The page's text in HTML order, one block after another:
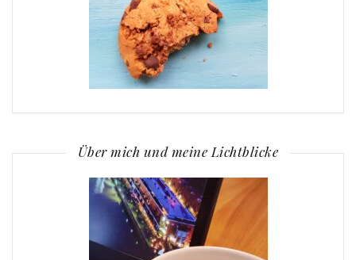
Über mich und meine Lichtblicke